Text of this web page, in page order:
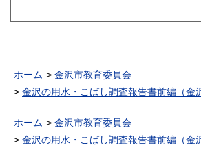
ホーム
金沢市教育委員会
金沢の用水・こばし調査報告書前編（金
ホーム
金沢市教育委員会
金沢の用水・こばし調査報告書前編（金